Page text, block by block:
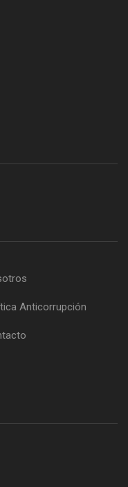
Anticorrupción